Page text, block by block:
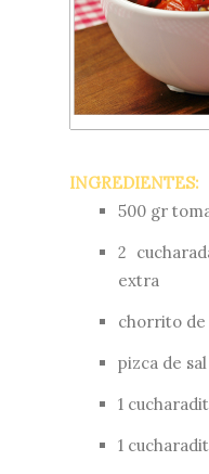
INGREDIENTES:
500 gr
2
extra
chorrito de
pizca de sal
1
1